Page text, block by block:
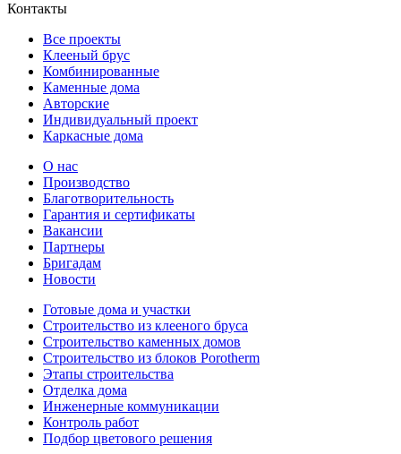
Контакты
Все проекты
Клееный брус
Комбинированные
Каменные дома
Авторские
Индивидуальный проект
Каркасные дома
О нас
Производство
Благотворительность
Гарантия и сертификаты
Вакансии
Партнеры
Бригадам
Новости
Готовые дома и участки
Строительство из клееного бруса
Строительство каменных домов
Строительство из блоков Porotherm
Этапы строительства
Отделка дома
Инженерные коммуникации
Контроль работ
Подбор цветового решения